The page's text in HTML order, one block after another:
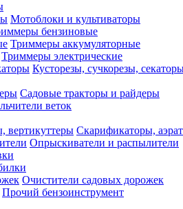
Мотоблоки и культиваторы
бензиновые
Триммеры аккумуляторные
Триммеры электрические
Кусторезы, сучкорезы,
Садовые тракторы и райдеры
веток
Скарификаторы,
Опрыскиватели и распылители
Очистители садовых дорожек
Прочий бензоинструмент